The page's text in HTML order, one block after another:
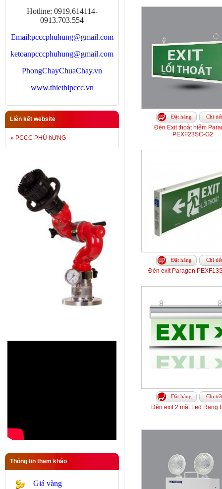
Hotline: 0919.614114-
0913.703.554
Email:pcccphuhung@gmail.com
ketoanpcccphuhung@gmail.com
PhongChayChuaChay.vn
www.thietbipccc.vn
Liên kết website
» PCCC PHÚ hƯNG
Thông tin tham khảo
Giá vàng
Đặt hàng Chi tiết
Đèn Exit thoát hiểm
PEXF23SC-G2
Đặt hàng Chi tiết
Đèn exit Paragon
Đặt hàng Chi tiết
Đèn exit 2 mặt Led Rạng